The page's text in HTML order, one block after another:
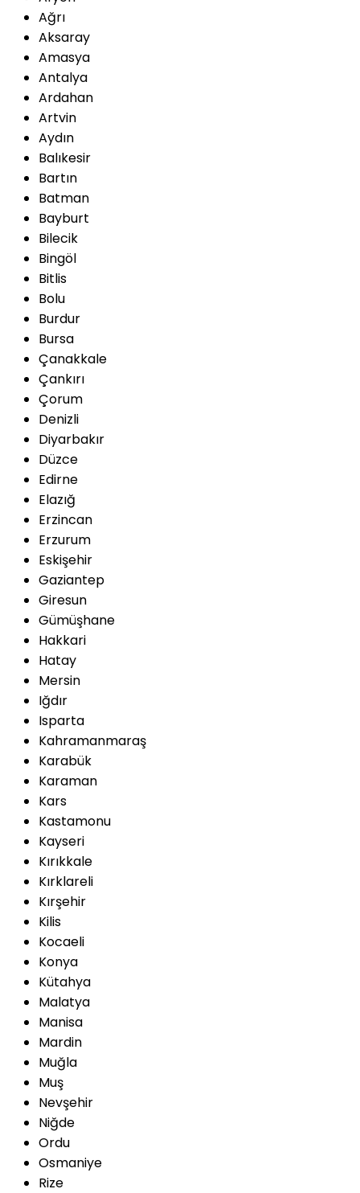
Ağrı
Aksaray
Amasya
Antalya
Ardahan
Artvin
Aydın
Balıkesir
Bartın
Batman
Bayburt
Bilecik
Bingöl
Bitlis
Bolu
Burdur
Bursa
Çanakkale
Çankırı
Çorum
Denizli
Diyarbakır
Düzce
Edirne
Elazığ
Erzincan
Erzurum
Eskişehir
Gaziantep
Giresun
Gümüşhane
Hakkari
Hatay
Mersin
Iğdır
Isparta
Kahramanmaraş
Karabük
Karaman
Kars
Kastamonu
Kayseri
Kırıkkale
Kırklareli
Kırşehir
Kilis
Kocaeli
Konya
Kütahya
Malatya
Manisa
Mardin
Muğla
Muş
Nevşehir
Niğde
Ordu
Osmaniye
Rize